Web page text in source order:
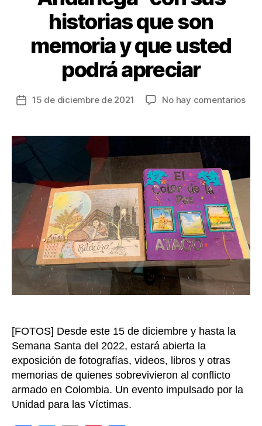
historias que son
memoria y que usted
podrá apreciar
Fecha
entrada
15 de diciembre de 2021 No hay comentariosen
a
con
y
[FOTOS] Desde este 15 de diciembre y hasta la
Semana Santa del 2022, estará abierta la
exposición de fotografías, videos, libros y otras
memorias de quienes sobrevivieron al conflicto
armado en Colombia. Un evento impulsado por la
Unidad para las Víctimas.